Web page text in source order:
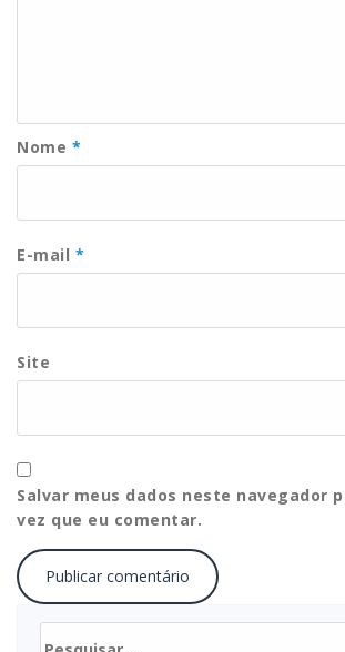
Nome *
E-mail *
Site
Salvar meus dados neste navegador
vez que eu comentar.